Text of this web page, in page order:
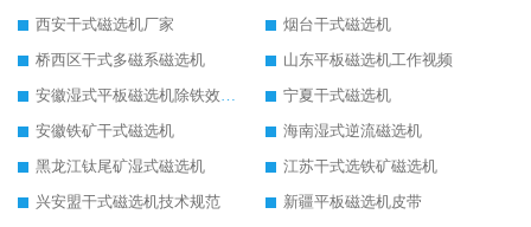
西安干式磁选机厂家
烟台干式磁选机
桥西区干式多磁系磁选机
山东平板磁选机工作视频
安徽湿式平板磁选机除铁效果怎么样
宁夏干式磁选机
安徽铁矿干式磁选机
海南湿式逆流磁选机
黑龙江钛尾矿湿式磁选机
江苏干式选铁矿磁选机
兴安盟干式磁选机技术规范
新疆平板磁选机皮带